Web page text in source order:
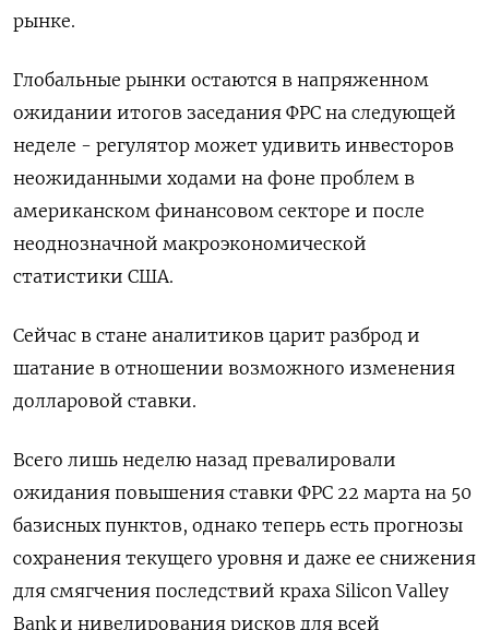
рынке.
Глобальные рынки остаются в напряженном
ожидании итогов заседания ФРС на следующей
неделе - регулятор может удивить инвесторов
неожиданными ходами на фоне проблем в
американском финансовом секторе и после
неоднозначной макроэкономической
статистики США.
Сейчас в стане аналитиков царит разброд и
шатание в отношении возможного изменения
долларовой ставки.
Всего лишь неделю назад превалировали
ожидания повышения ставки ФРС 22 марта на 50
базисных пунктов, однако теперь есть прогнозы
сохранения текущего уровня и даже ее снижения
для смягчения последствий краха Silicon Valley
Bank и нивелирования рисков для всей